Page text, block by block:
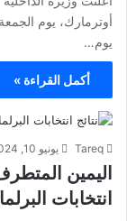
أوترمارك، يوم
يوم…
أكمل القراءة »
Tareq يونيو 10, 2024
اليمين
انتخابات